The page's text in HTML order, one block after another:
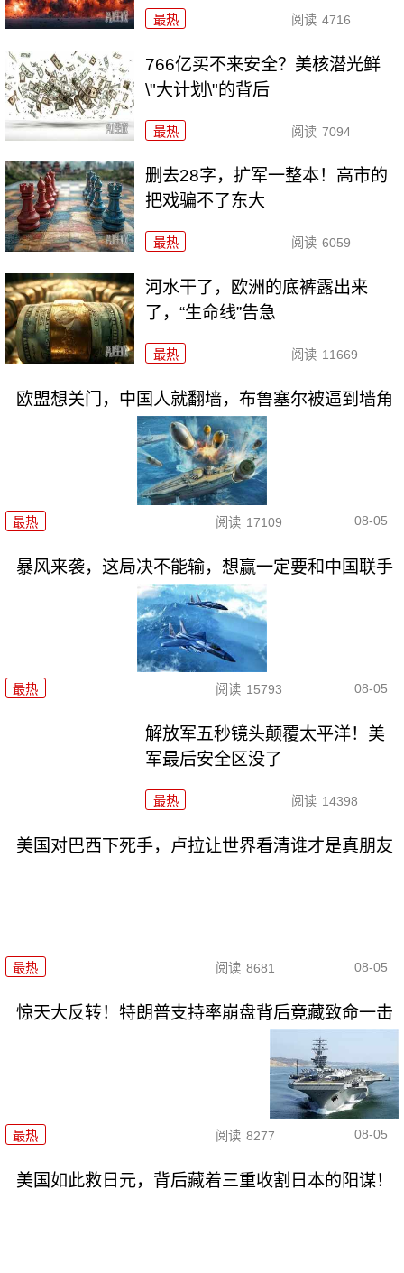
最热 阅读 4716
766亿买不来安全？美核潜光鲜
\"大计划\"的背后
最热 阅读 7094
删去28字，扩军一整本！高市的
把戏骗不了东大
最热 阅读 6059
河水干了，欧洲的底裤露出来
了，“生命线”告急
最热 阅读 11669
欧盟想关门，中国人就翻墙，布鲁塞尔被逼到墙角
最热 阅读 17109 08-05
暴风来袭，这局决不能输，想赢一定要和中国联手
最热 阅读 15793 08-05
解放军五秒镜头颠覆太平洋！美
军最后安全区没了
最热 阅读 14398
美国对巴西下死手，卢拉让世界看清谁才是真朋友
最热 阅读 8681 08-05
惊天大反转！特朗普支持率崩盘背后竟藏致命一击
最热 阅读 8277 08-05
美国如此救日元，背后藏着三重收割日本的阳谋！